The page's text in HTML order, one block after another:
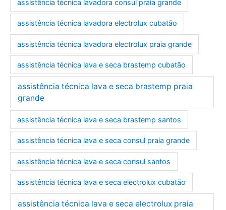
assistência técnica lavadora consul praia grande
assistência técnica lavadora electrolux cubatão
assistência técnica lavadora electrolux praia grande
assistência técnica lava e seca brastemp cubatão
assistência técnica lava e seca brastemp praia
grande
assistência técnica lava e seca brastemp santos
assistência técnica lava e seca consul praia grande
assistência técnica lava e seca consul santos
assistência técnica lava e seca electrolux cubatão
assistência técnica lava e seca electrolux praia